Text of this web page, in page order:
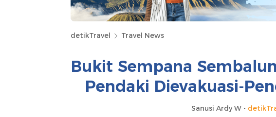
detikTravel Travel News
Bukit Sempana
Pendaki Dievakuasi-
Sanusi Ardy W -